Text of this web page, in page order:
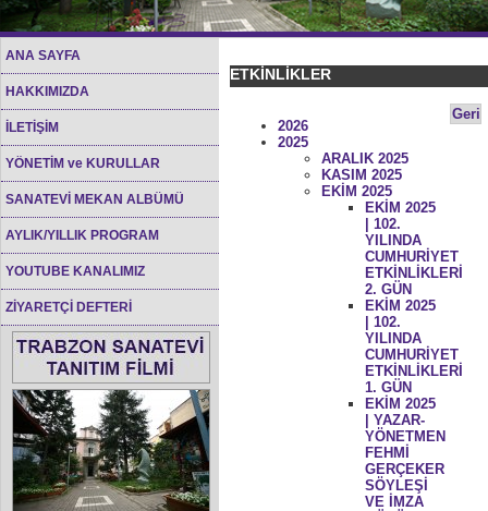
ANA SAYFA
HAKKIMIZDA
İLETİŞİM
YÖNETİM ve KURULLAR
SANATEVİ MEKAN ALBÜMÜ
AYLIK/YILLIK PROGRAM
YOUTUBE KANALIMIZ
ZİYARETÇİ DEFTERİ
ETKİNLİKLER
Geri
2026
2025
ARALIK 2025
KASIM 2025
EKİM 2025
EKİM 2025
| 102.
YILINDA
CUMHURİYET
ETKİNLİKLERİ
2. GÜN
EKİM 2025
| 102.
YILINDA
CUMHURİYET
ETKİNLİKLERİ
1. GÜN
EKİM 2025
| YAZAR-
YÖNETMEN
FEHMİ
GERÇEKER
SÖYLEŞİ
VE İMZA